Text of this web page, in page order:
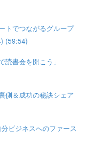
トでつながるグループ
(59:54)
読書会を開こう」
側＆成功の秘訣シェア
ビジネスへのファース